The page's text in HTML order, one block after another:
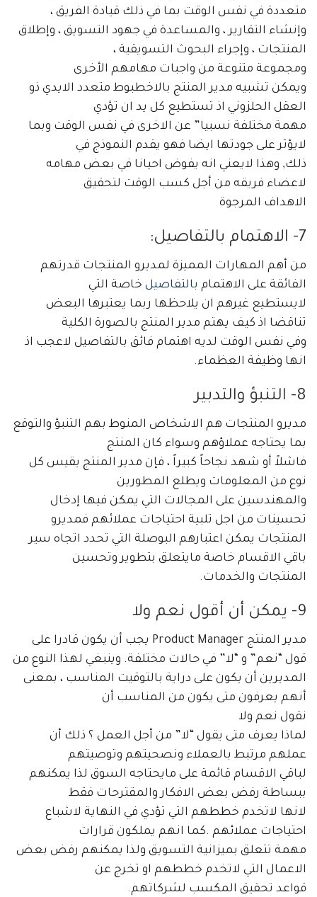
متعددة في نفس الوقت بما في ذلك قيادة الفريق ،
وإنشاء التقارير ، والمساعدة في جهود التسويق ، وإطلاق
المنتجات ، وإجراء البحوث التسويقية ،
ومجموعة متنوعة من واجبات مهامهم الأخرى
ويمكن تشبيه مدير المنتج بالاخطبوط متعدد الايدي ذو
العقل الحلزوني اذ تستطيع كل يد ان تؤدي
مهمة مختلفة نسبيا” عن الاخرى في نفس الوقت وبما
لايؤثر على جودتها ايضا فهو يقدم النموذج في
ذلك, وهذا لايعني انه يفوض احيانا في بعض مهامه
لاعضاء فريقه من أجل كسب الوقت لتحقيق
الاهداف المرجوة
7- الاهتمام بالتفاصيل:
من أهم المهارات المميزة لمديرو المنتجات قدرتهم
الفائقة على الاهتمام بالتفاصيل خاصة التي
لايستطيع غيرهم ان يلاحظها ربما يعتبرها البعض
تناقضا اذ كيف يهتم مدير المنتج بالصورة الكلية
وفي نفس الوقت لديه اهتمام فائق بالتفاصيل لاعجب اذ
انها وظيفة العظماء.
8- التنبؤ والتدبير
مديرو المنتجات هم الاشخاص المنوط بهم التنبؤ والتوقع
بما يحتاجه عملاؤهم وسواء كان المنتج
فاشلاً أو شهد نجاحاً كبيراً ، فإن مدير المنتج يقيس كل
نوع من المعلومات ويطلع المطورين
والمهندسين على المجالات التي يمكن فيها إدخال
تحسينات من اجل تلبية احتياجات عملائهم فمديرو
المنتجات يمكن اعتبارهم البوصلة التي تحدد اتجاه سير
باقي الاقسام خاصة مايتعلق بتطوير وتحسين
المنتجات والخدمات.
9- يمكن أن أقول نعم ولا
مدير المنتج Product Manager يجب أن يكون قادرا على
قول “نعم” و “لا” في حالات مختلفة. وينبغي لهذا النوع من
المديرين أن يكون على دراية بالتوقيت المناسب ، بمعنى
أنهم يعرفون متى يكون من المناسب أن
نقول نعم ولا
لماذا يعرف متى يقول “لا” من أجل العمل ؟ ذلك أن
عملهم مرتبط بالعملاء ونصحيتهم وتوصيتهم
لباقي الاقسام قائمة على مايحتاجه السوق لذا يمكنهم
ببساطة رفض بعض الافكار والمقترحات فقط
لانها لاتخدم خططهم التي تؤدي في النهاية لاشباع
احتياجات عملائهم .كما انهم يملكون قرارات
مهمة تتعلق بميزانية التسويق ولذا يمكنهم رفض بعض
الاعمال التي لاتخدم خططهم او تخرج عن
قواعد تحقيق المكسب لشركاتهم.